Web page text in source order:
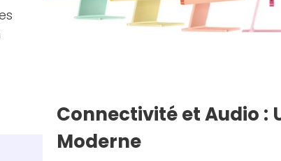
Connectivité et Audio :
Moderne